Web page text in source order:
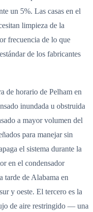
un 5%. Las casas en el
limpieza de la
frecuencia de lo que
de los fabricantes
de horario de Pelham en
inundada u obstruida
a mayor volumen del
para manejar sin
el sistema durante la
en el condensador
tarde de Alabama en
y oeste. El tercero es la
de aire restringido — una